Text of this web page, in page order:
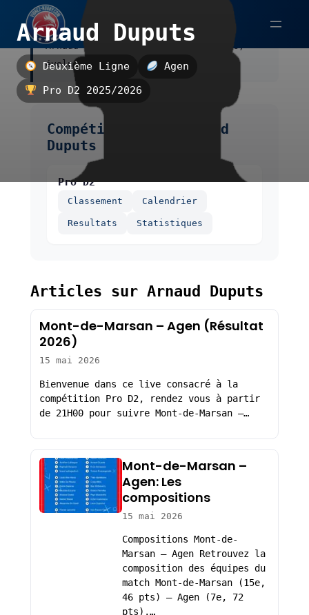
Aller
contenu
Arnaud Duputs
Deuxième Ligne
Agen
Pro D2 2025/2026
Arnaud Duputs est un deuxième ligne,
évoluant à Agen.
Compétitions de Arnaud
Duputs
Pro D2
Classement Calendrier
Resultats Statistiques
Articles sur Arnaud Duputs
Mont-de-Marsan – Agen (Résultat
2026)
15 mai 2026
Bienvenue dans ce live consacré à la
compétition Pro D2, rendez vous à partir
de 21H00 pour suivre Mont-de-Marsan –…
Mont-de-Marsan –
Agen: Les
compositions
15 mai 2026
Compositions Mont-de-
Marsan – Agen Retrouvez la
composition des équipes du
match Mont-de-Marsan (15e,
46 pts) – Agen (7e, 72
pts),…